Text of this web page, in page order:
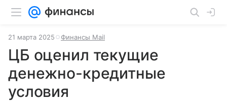
21 марта 2025 Финансы Mail
ЦБ оценил текущие
денежно-кредитные
условия